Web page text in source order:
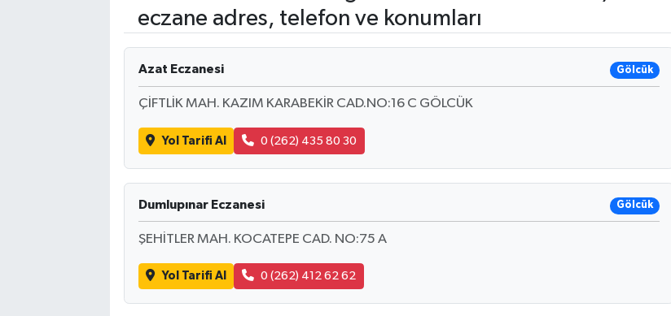
eczane adres, telefon ve konumları
Azat Eczanesi Gölcük
ÇİFTLİK MAH. KAZIM KARABEKİR CAD.NO:16 C GÖLCÜK
Yol Tarifi Al 0 (262) 435 80 30
Dumlupınar Eczanesi Gölcük
ŞEHİTLER MAH. KOCATEPE CAD. NO:75 A
Yol Tarifi Al 0 (262) 412 62 62